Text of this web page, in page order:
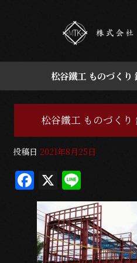
松谷鐵工 ものづくり
松谷鐵工 ものづくり
投稿日 2021年8月25日
F
a
c
e
b
X
n
e